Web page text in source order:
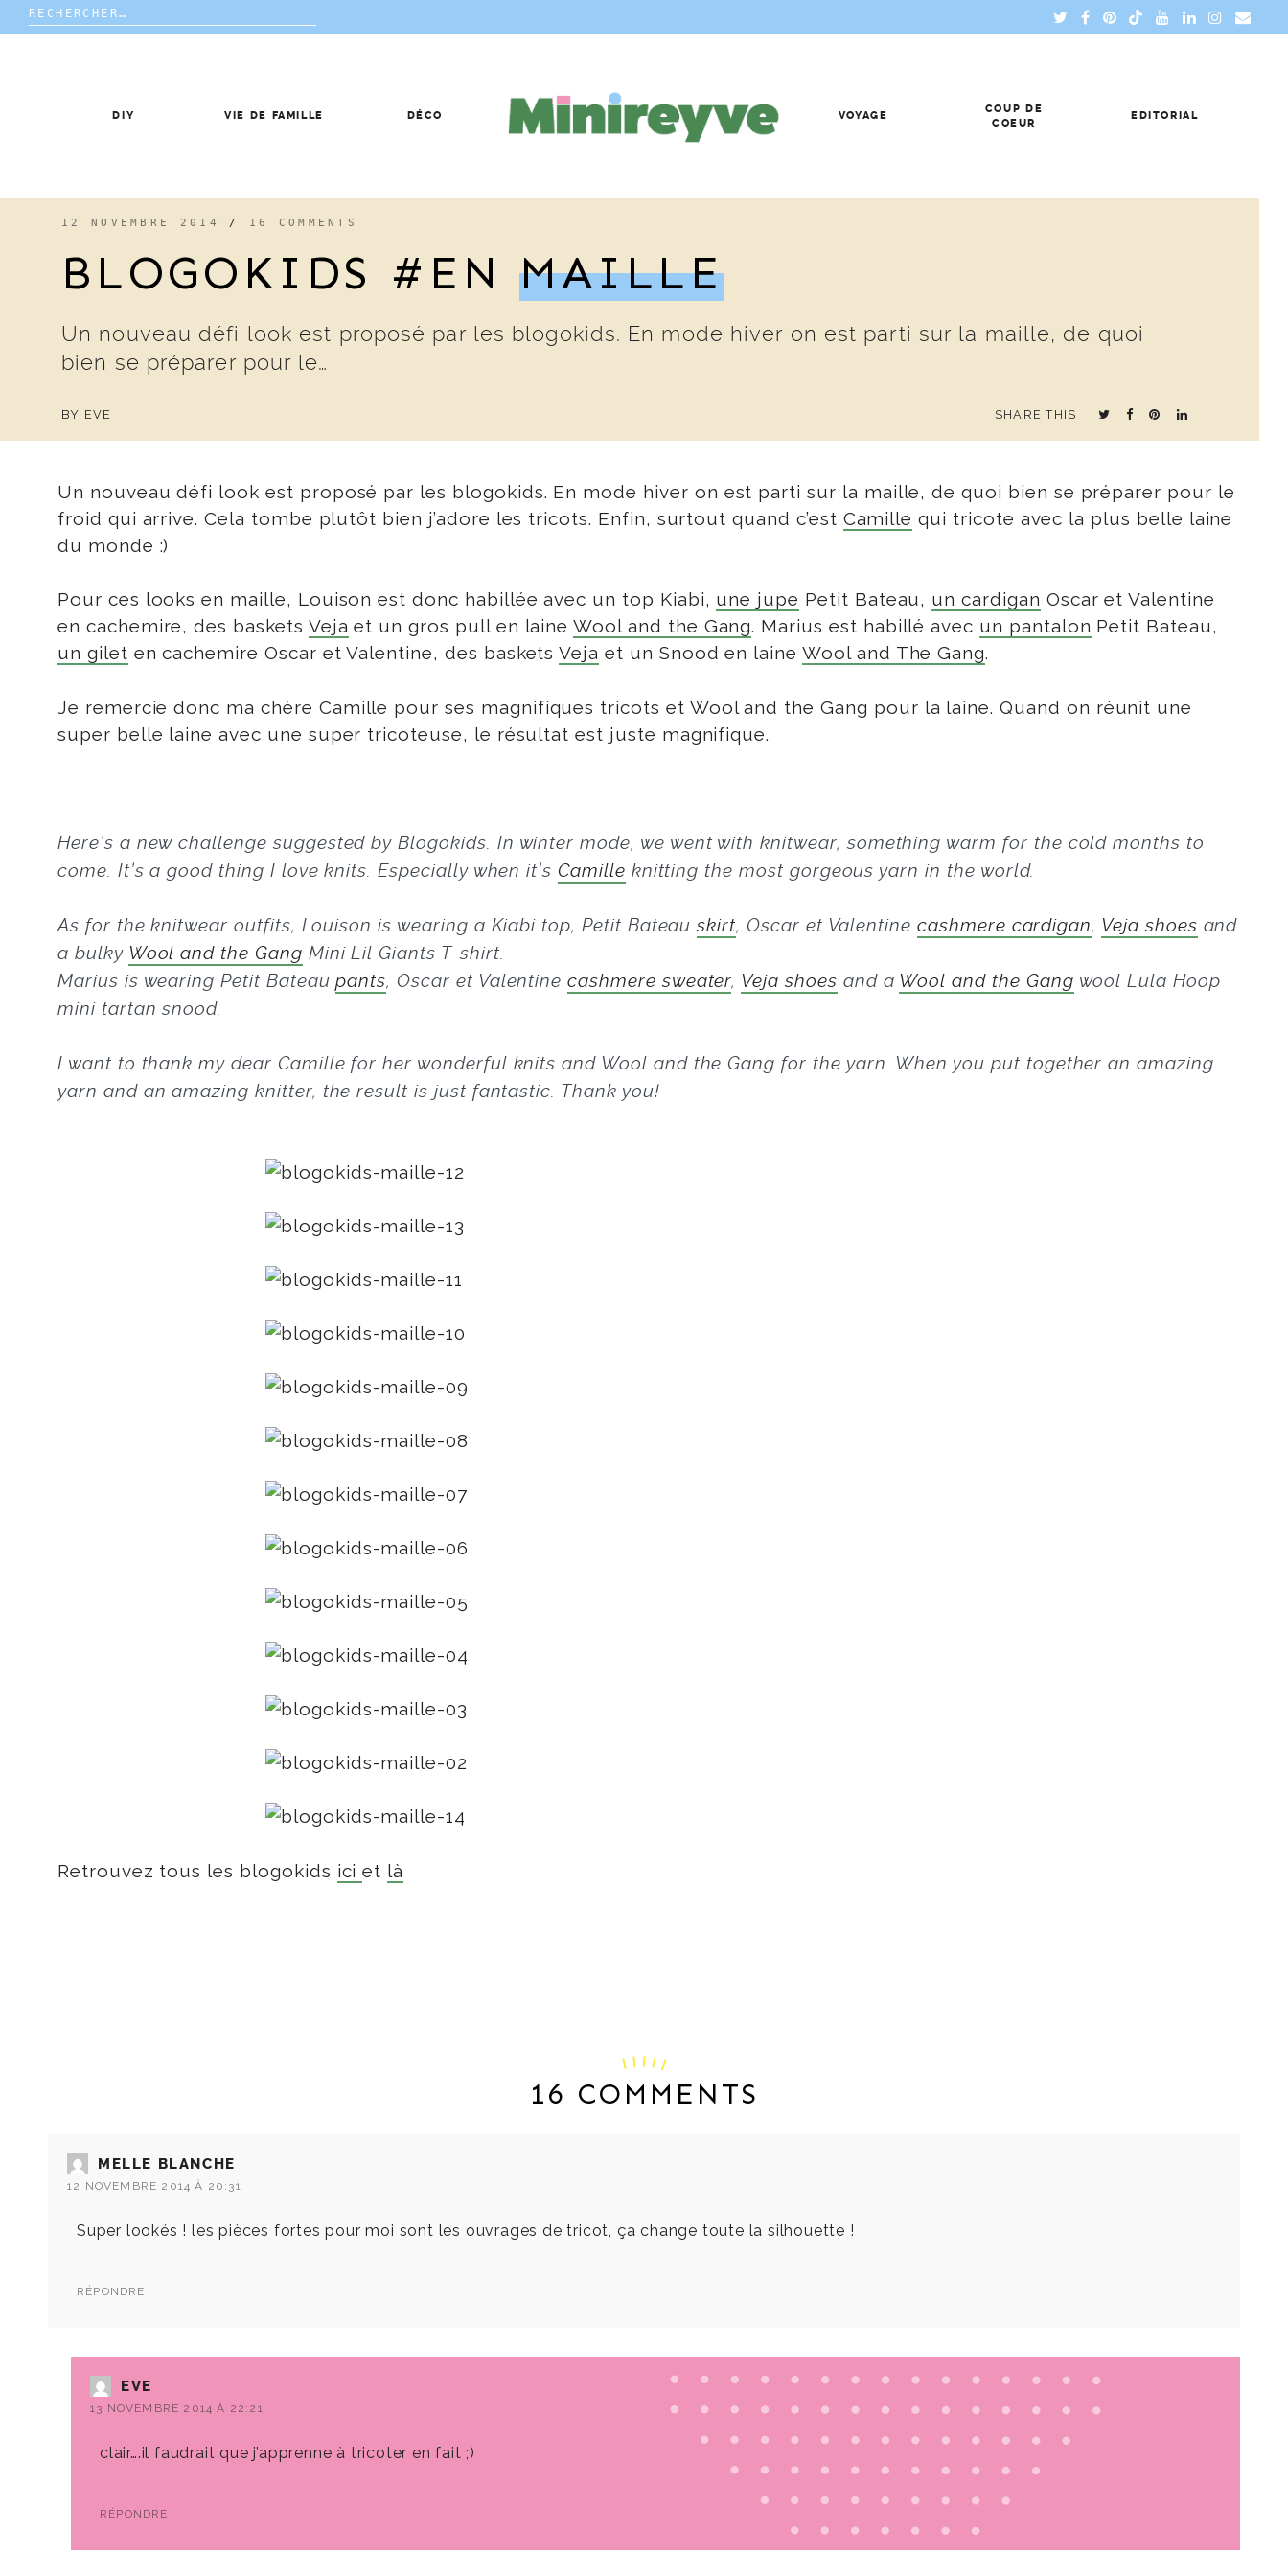
Rechercher :
DIY VIE DE FAMILLE DÉCO VOYAGE
COUP DE
COEUR
EDITORIAL
12 NOVEMBRE 2014 / 16 COMMENTS
BLOGOKIDS #ENMAILLE
Un nouveau défi look est proposé par les blogokids. En mode hiver on est parti sur la maille, de quoi
bien se préparer pour le…
BY EVE SHARE THIS
Un nouveau défi look est proposé par les blogokids. En mode hiver on est parti sur la maille, de quoi bien se préparer pour le
froid qui arrive. Cela tombe plutôt bien j’adore les tricots. Enfin, surtout quand c’est Camille qui tricote avec la plus belle laine
du monde :)
Pour ces looks en maille, Louison est donc habillée avec un top Kiabi, une jupe Petit Bateau, un cardigan Oscar et Valentine
en cachemire, des baskets Veja et un gros pull en laineWool and the Gang. Marius est habillé avec un pantalon Petit Bateau,
un gilet en cachemire Oscar et Valentine, des basketsVeja et un Snood en laineWool and The Gang.
Je remercie donc ma chère Camille pour ses magnifiques tricots et Wool and the Gang pour la laine. Quand on réunit une
super belle laine avec une super tricoteuse, le résultat est juste magnifique.
Here’s a new challenge suggested by Blogokids. In winter mode, we went with knitwear, something warm for the cold months to
come. It’s a good thing I love knits. Especially when it’s Camille knitting the most gorgeous yarn in the world.
As for the knitwear outfits, Louison is wearing a Kiabi top, Petit Bateauskirt, Oscar et Valentinecashmere cardigan, Veja shoes and
a bulky Wool and the Gang Mini Lil Giants T-shirt.
Marius is wearing Petit Bateaupants, Oscar et Valentinecashmere sweater, Veja shoes and a Wool and the Gang wool Lula Hoop
mini tartan snood.
I want to thank my dear Camille for her wonderful knits and Wool and the Gang for the yarn. When you put together an amazing
yarn and an amazing knitter, the result is just fantastic. Thank you!
Retrouvez tous les blogokids iciet là
16 COMMENTS
MELLE BLANCHE
12 NOVEMBRE 2014 À 20:31
Super lookés ! les pièces fortes pour moi sont les ouvrages de tricot, ça change toute la silhouette !
RÉPONDRE
EVE
13 NOVEMBRE 2014 À 22:21
clair….il faudrait que j’apprenne à tricoter en fait ;)
RÉPONDRE